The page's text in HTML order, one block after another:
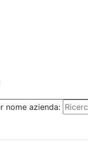
nome azienda: